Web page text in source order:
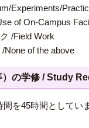
Experiments/
of On-Campus
/Field Work
None of the above
）の学修 / Study
を45時間として